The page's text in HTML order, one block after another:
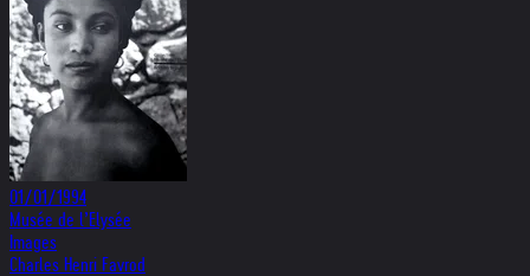
01/01/1994
Musée de l’Elysée
Images
Charles Henri Favrod